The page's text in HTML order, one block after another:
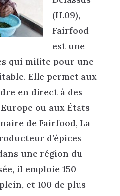
(H.09),
Fairfood
est une
qui milite pour une
Elle permet aux
en direct à des
ou aux États-
de Fairfood, La
d’épices
une région du
il emploie 150
et 100 de plus